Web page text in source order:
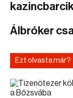
Álbróker
Ezt olvasta már?